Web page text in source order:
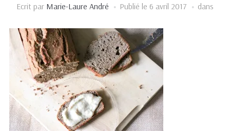
Ecrit par Marie-Laure André Publié le 6 avril 2017 dans